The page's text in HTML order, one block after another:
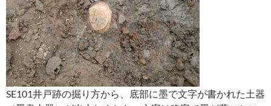
SE101井戸跡の掘り方から、底部に墨で文字が書かれた土器